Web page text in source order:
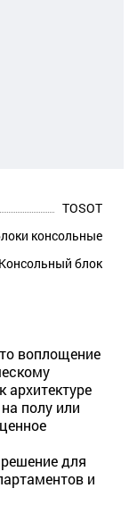
TOSOT
консольные
Консольный блок
воплощение
архитектуре
полу или
для
и